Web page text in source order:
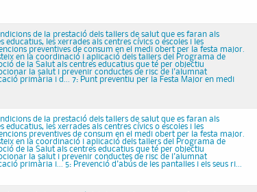
de la prestació dels tallers de salut que es faran als
educatius, les xerrades als centres cívics o escoles i les
preventives de consum en el medi obert per la festa major.
en la coordinació i aplicació dels tallers del Programa de
de la Salut als centres educatius que té per objectiu
la salut i prevenir conductes de risc de l'alumnat
primària i d... 7: Punt preventiu per la Festa Major en medi
de la prestació dels tallers de salut que es faran als
educatius, les xerrades als centres cívics o escoles i les
preventives de consum en el medi obert per la festa major.
en la coordinació i aplicació dels tallers del Programa de
de la Salut als centres educatius que té per objectiu
la salut i prevenir conductes de risc de l'alumnat
primària i... 5: Prevenció d'abús de les pantalles i els seus ri...